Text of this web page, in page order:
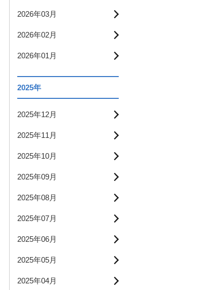
2026年03月
2026年02月
2026年01月
2025年
2025年12月
2025年11月
2025年10月
2025年09月
2025年08月
2025年07月
2025年06月
2025年05月
2025年04月